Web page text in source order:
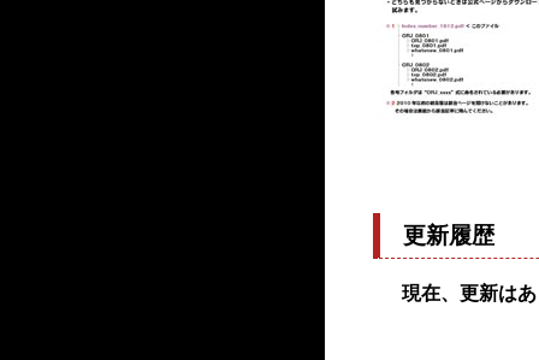
更新履歴
現在、更新は